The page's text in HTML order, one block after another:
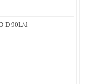
D 90L/d